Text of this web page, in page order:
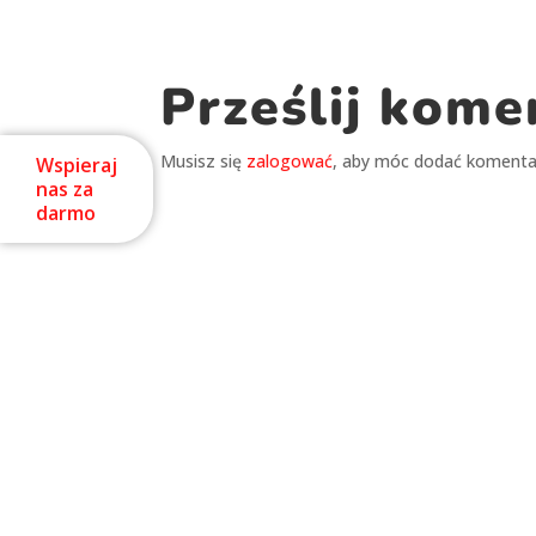
Prześlij
Musisz się zalogować, aby móc dodać
Wspieraj
nas za
darmo